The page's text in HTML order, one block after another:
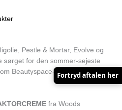
Pestle & Mortar, Evolve og
sørget for den sommer-sejeste
Beautyspace-abonnent – så
fra Woods
Fortryd aftalen her